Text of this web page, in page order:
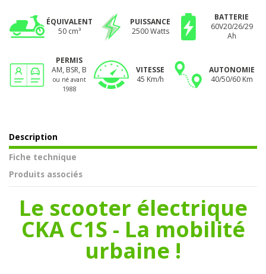
ÉQUIVALENT
50 cm³
PUISSANCE
2500 Watts
BATTERIE
60V20/26/29
Ah
PERMIS
AM, BSR, B
ou né avant
1988
VITESSE
45 Km/h
AUTONOMIE
40/50/60 Km
Description
Fiche technique
Produits associés
Le scooter électrique
CKA C1S - La mobilité
urbaine !